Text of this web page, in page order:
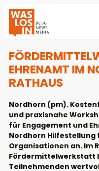
EHRENAMT IM
RATHAUS
Nordhorn (pm).
und praxisnahe
für Engagement und
Nordhorn
Organisationen an. Im
Fördermittelwerkstatt
Teilnehmenden